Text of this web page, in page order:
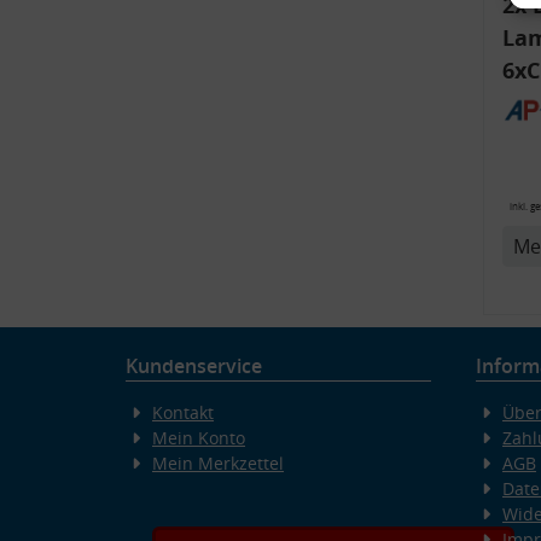
inkl.
Kundenservice
Kontakt
Mein Konto
Mein Merkzettel
AGB